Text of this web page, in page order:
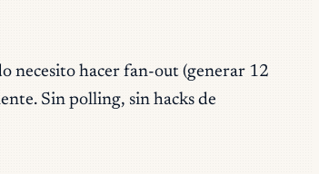
necesito hacer fan-out (generar 12
Sin polling, sin hacks de